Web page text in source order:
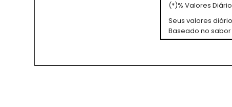
(*)% Valores
Seus valores
Baseado no